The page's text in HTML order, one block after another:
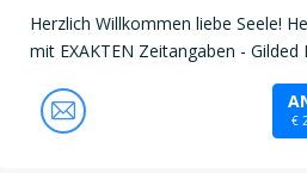
Herzlich Willkommen liebe Seele!
mit EXAKTEN Zeitangaben -
€